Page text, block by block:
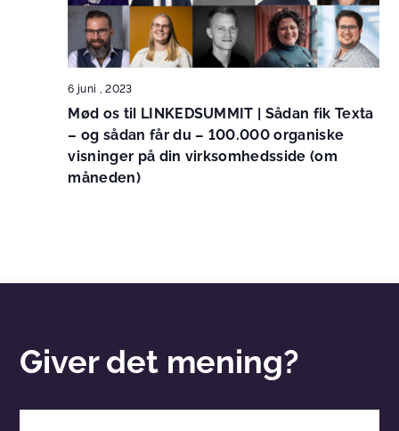
6 juni , 2023
Mød os til LINKEDSUMMIT | Sådan fik Texta
– og sådan får du – 100.000 organiske
visninger på din virksomhedsside (om
måneden)
Giver det mening?